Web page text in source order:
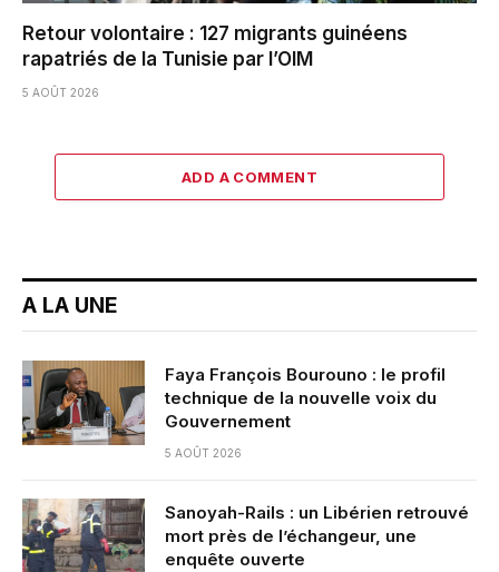
Retour volontaire : 127 migrants guinéens
rapatriés de la Tunisie par l’OIM
5 AOÛT 2026
ADD A COMMENT
A LA UNE
Faya François Bourouno : le profil
technique de la nouvelle voix du
Gouvernement
5 AOÛT 2026
Sanoyah-Rails : un Libérien retrouvé
mort près de l’échangeur, une
enquête ouverte